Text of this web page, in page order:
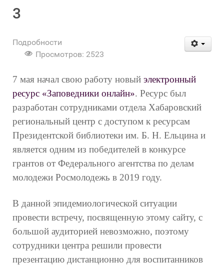
3
Подробности
Просмотров: 2523
7 мая начал свою работу новый электронный
ресурс «Заповедники онлайн». Ресурс был
разработан сотрудниками отдела Хабаровский
региональный центр с доступом к ресурсам
Президентской библиотеки им. Б. Н. Ельцина и
является одним из победителей в конкурсе
грантов от Федерального агентства по делам
молодежи Росмолодежь в 2019 году.
В данной эпидемиологической ситуации
провести встречу, посвященную этому сайту, с
большой аудиторией невозможно, поэтому
сотрудники центра решили провести
презентацию дистанционно для воспитанников